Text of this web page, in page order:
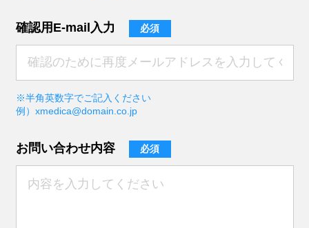
確認用E-mail入力 必須
※半角英数字でご記入ください
例）xmedica@domain.co.jp
お問い合わせ内容 必須